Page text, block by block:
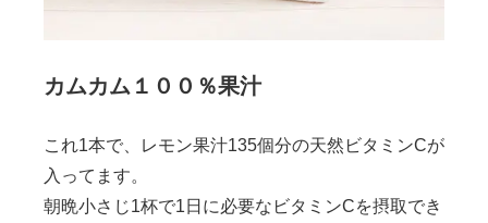
カムカム１００％果汁
これ1本で、レモン果汁135個分の天然ビタミンCが
入ってます。
朝晩小さじ1杯で1日に必要なビタミンCを摂取でき